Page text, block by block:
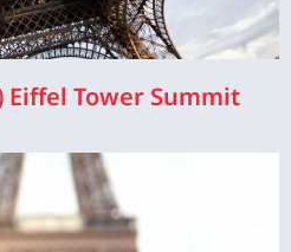
Eiffel Tower Summit (פסגת מגדל אייפל)